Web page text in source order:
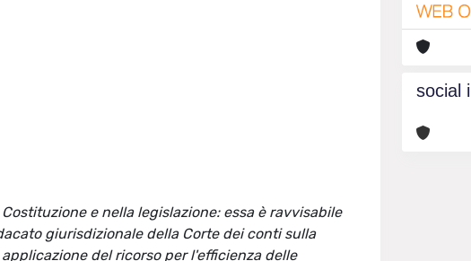
e nella legislazione: essa è ravvisabile
giurisdizionale della Corte dei conti sulla
del ricorso per l'efficienza delle
social